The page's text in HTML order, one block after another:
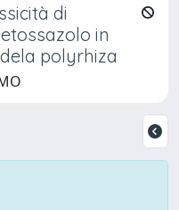
di
in
polyrhiza